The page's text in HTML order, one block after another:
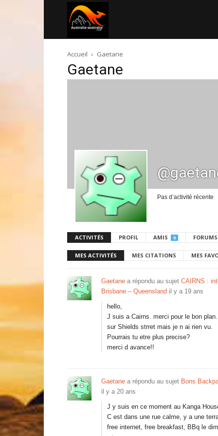
australie.com
Accueil Gaetane
Gaetane
Pas d’activité récente
ACTIVITÉS PROFIL AMIS 0 FORUMS
MES ACTIVITÉS MES CITATIONS MES
Gaetane a répondu au sujet CAIRNS :
Brisbane – Queensland il y a 19 ans
hello,
J suis a Cairns. merci pour le bon
sur Shields strret mais je n ai rien vu.
Pourrais tu etre plus precise?
merci d avance!!
Gaetane a répondu au sujet Bons
il y a 20 ans
J y suis en ce moment au Kanga
C est dans une rue calme, y a une
free internet, free breakfast, BBq le